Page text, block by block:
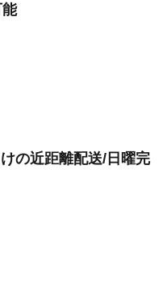
の近距離配送/日曜完